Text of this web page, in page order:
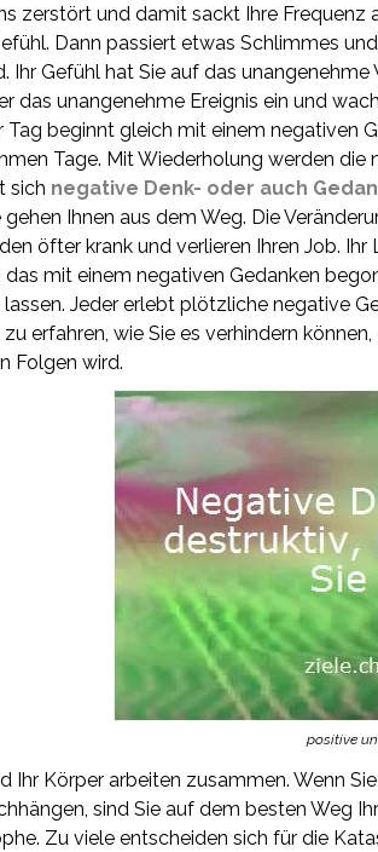
zerstört und damit sackt Ihre Frequenz
Dann passiert etwas Schlimmes
Ihr Gefühl hat Sie auf das
das unangenehme Ereignis ein und
Tag beginnt gleich mit einem negativen
Tage. Mit Wiederholung werden
sich negative Denk- oder auch
Ihnen aus dem Weg. Die
öfter krank und verlieren Ihren Job.
das mit einem negativen Gedanken
Jeder erlebt plötzliche negative
zu erfahren, wie Sie es verhindern
Folgen wird.
positive
Ihr Körper arbeiten zusammen. Wenn
sind Sie auf dem besten Weg
Zu viele entscheiden sich für die